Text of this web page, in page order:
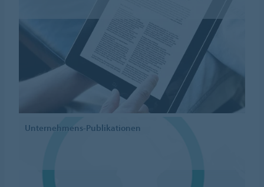
Unternehmens-Publikationen